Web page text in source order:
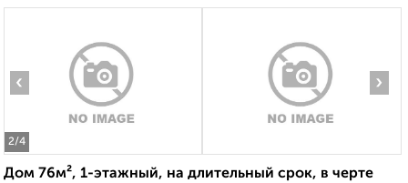
2/4
‹ ›
Дом 76м², 1-этажный, на длительный срок, в черте